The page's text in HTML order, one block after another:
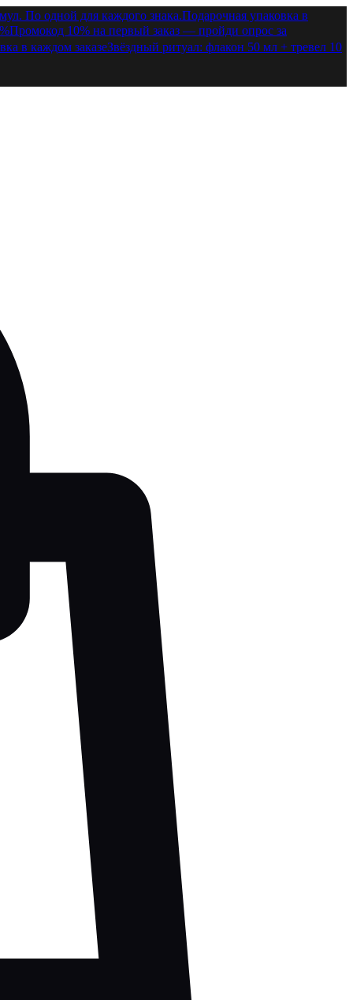
По одной для каждого знака.Подарочная упаковка в
Промокод 10% на первый заказ — пройди опрос за
в каждом заказеЗвёздный ритуал: флакон 50 мл + тревел 10